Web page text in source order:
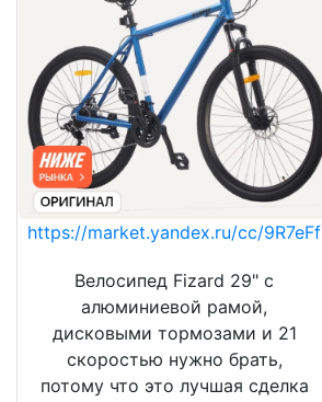
https://market.yandex.ru/cc/9R7eFf
Велосипед Fizard 29" с
алюминиевой рамой,
дисковыми тормозами и 21
скоростью нужно брать,
потому что это лучшая сделка